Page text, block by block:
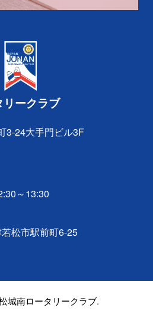
ークラブ
3-24大手門ビル3F
～13:30
松市駅前町6-25
城南ロータリークラブ.